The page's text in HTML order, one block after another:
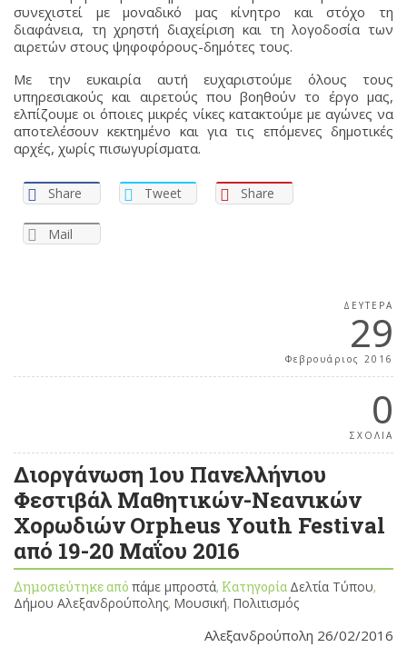
συνεχιστεί με μοναδικό μας κίνητρο και στόχο τη
διαφάνεια, τη χρηστή διαχείριση και τη λογοδοσία των
αιρετών στους ψηφοφόρους-δημότες τους.
Με την ευκαιρία αυτή ευχαριστούμε όλους τους
υπηρεσιακούς και αιρετούς που βοηθούν το έργο μας,
ελπίζουμε οι όποιες μικρές νίκες κατακτούμε με αγώνες να
αποτελέσουν κεκτημένο και για τις επόμενες δημοτικές
αρχές, χωρίς πισωγυρίσματα.
Share Tweet Share
Mail
ΔΕΥΤΈΡΑ
29
Φεβρουάριος 2016
0
ΣΧΟΛΙΑ
Διοργάνωση 1ου Πανελλήνιου
Φεστιβάλ Μαθητικών-Νεανικών
Χορωδιών Orpheus Youth Festival
από 19-20 Μαΐου 2016
Δημοσιεύτηκε από πάμε μπροστά, Κατηγορία Δελτία Τύπου,
Δήμου Αλεξανδρούπολης, Μουσική, Πολιτισμός
Αλεξανδρούπολη 26/02/2016